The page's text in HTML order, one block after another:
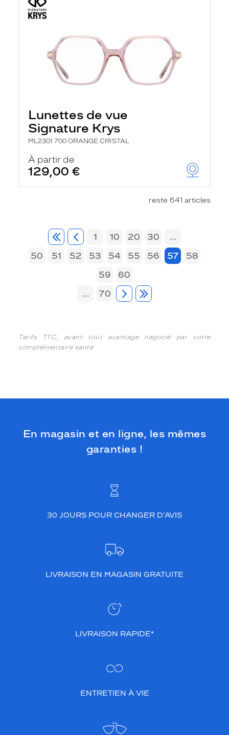
Lunettes de vue
Signature Krys
ML2301 700 ORANGE CRISTAL
À partir de
129,00 €
reste 641 articles
1 10 20 30
...
50
51 52 53 54 55 56 57
58
59
60
...
70
Tarifs TTC, avant tout avantage négocié par votre
complémentaire santé
En magasin et en ligne, les mêmes
garanties !
30 JOURS POUR CHANGER D’AVIS
LIVRAISON EN MAGASIN GRATUITE
LIVRAISON RAPIDE*
ENTRETIEN À VIE